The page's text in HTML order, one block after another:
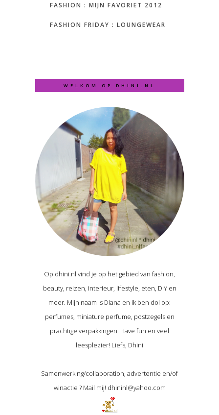
FASHION : MIJN FAVORIET 2012
FASHION FRIDAY : LOUNGEWEAR
WELKOM OP DHINI.NL
Op dhini.nl vind je op het gebied van fashion,
beauty, reizen, interieur, lifestyle, eten, DIY en
meer. Mijn naam is Diana en ik ben dol op:
perfumes, miniature perfume, postzegels en
prachtige verpakkingen. Have fun en veel
leesplezier! Liefs, Dhini
Samenwerking/collaboration, advertentie en/of
winactie ? Mail mij! dhininl@yahoo.com